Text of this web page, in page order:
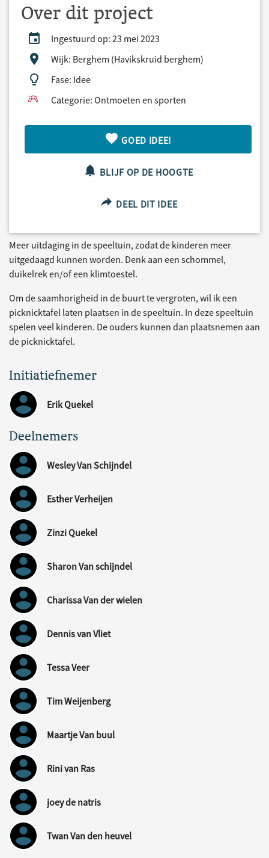
Over dit project
Ingestuurd op: 23 mei 2023
Wijk: Berghem (Havikskruid berghem)
Fase: Idee
Categorie: Ontmoeten en sporten
GOED IDEE!
BLIJF OP DE HOOGTE
DEEL DIT IDEE
Meer uitdaging in de speeltuin, zodat de kinderen meer
uitgedaagd kunnen worden. Denk aan een schommel,
duikelrek en/of een klimtoestel.
Om de saamhorigheid in de buurt te vergroten, wil ik een
picknicktafel laten plaatsen in de speeltuin. In deze speeltuin
spelen veel kinderen. De ouders kunnen dan plaatsnemen aan
de picknicktafel.
Initiatiefnemer
Erik Quekel
Deelnemers
Wesley Van Schijndel
Esther Verheijen
Zinzi Quekel
Sharon Van schijndel
Charissa Van der wielen
Dennis van Vliet
Tessa Veer
Tim Weijenberg
Maartje Van buul
Rini van Ras
joey de natris
Twan Van den heuvel